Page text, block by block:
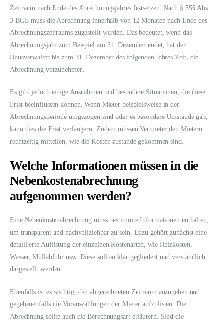
Zeitraum nach Ende des Abrechnungsjahres festsetzen. Nach § 556 Abs.
3 BGB muss die Abrechnung innerhalb von 12 Monaten nach Ende des
Abrechnungszeitraums zugestellt werden. Das bedeutet, wenn das
Abrechnungsjahr zum Beispiel am 31. Dezember endet, hat der
Hausverwalter bis zum 31. Dezember des folgenden Jahres Zeit, die
Abrechnung vorzunehmen.
Es gibt jedoch einige Ausnahmen und besondere Situationen, die diese
Frist beeinflussen können. Wenn Mieter beispielsweise in der
Abrechnungsperiode umgezogen sind oder es besondere Umstände gab,
kann dies die Frist verlängern. Zudem müssen Vermieter den Mietern
rechtzeitig mitteilen, wie die Kosten zustande gekommen sind.
Welche Informationen müssen in die
Nebenkostenabrechnung
aufgenommen werden?
Eine Nebenkostenabrechnung muss bestimmte Informationen enthalten,
um transparent und nachvollziehbar zu sein. Dazu gehört zunächst eine
detaillierte Auflistung der einzelnen Kostenarten, wie Heizkosten,
Wasser, Müllabfuhr usw. Diese sollten klar gegliedert und verständlich
dargestellt werden.
Ebenfalls ist es wichtig, den abgerechneten Zeitraum anzugeben und
gegebenenfalls die Vorauszahlungen der Mieter aufzulisten. Die
Abrechnung sollte auch die Berechnungsart erläutern. Sind die